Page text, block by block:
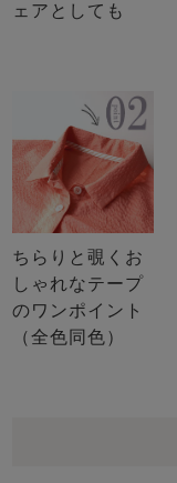
ェアとしても
ちらりと覗くお
しゃれなテープ
のワンポイント
（全色同色）